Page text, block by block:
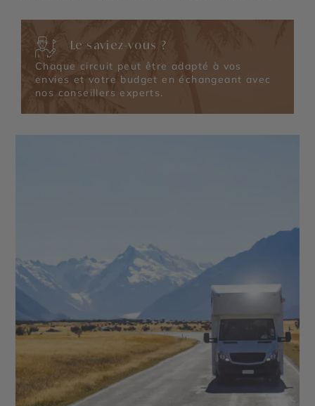
Le saviez-vous ?
Chaque circuit peut être adapté à vos
envies et votre budget en échangeant avec
nos conseillers experts.